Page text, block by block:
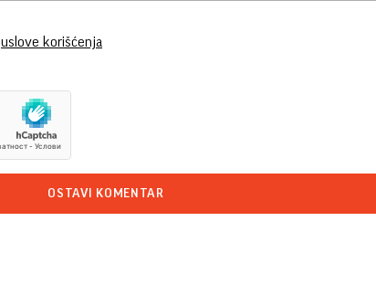
uslove korišćenja
OSTAVI KOMENTAR